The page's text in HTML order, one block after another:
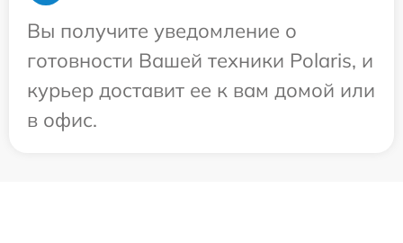
Вы получите уведомление о
готовности Вашей техники Polaris, и
курьер доставит ее к вам домой или
в офис.